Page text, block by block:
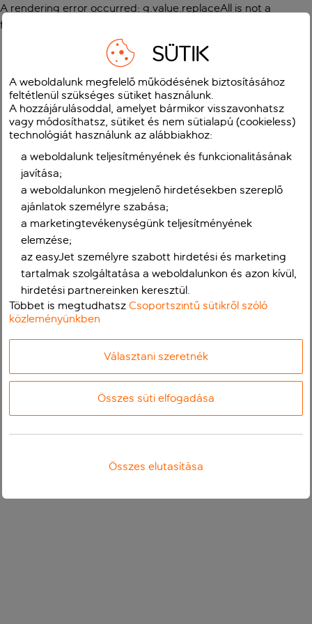
A rendering error occurred: g.value.replaceAll is not a
function
SÜTIK
A weboldalunk megfelelő működésének biztosításához
feltétlenül szükséges sütiket használunk.
A hozzájárulásoddal, amelyet bármikor visszavonhatsz
vagy módosíthatsz, sütiket és nem sütialapú (cookieless)
technológiát használunk az alábbiakhoz:
a weboldalunk teljesítményének és funkcionalitásának
javítása;
a weboldalunkon megjelenő hirdetésekben szereplő
ajánlatok személyre szabása;
a marketingtevékenységünk teljesítményének
elemzése;
az easyJet személyre szabott hirdetési és marketing
tartalmak szolgáltatása a weboldalunkon és azon kívül,
hirdetési partnereinken keresztül.
Többet is megtudhatszCsoportszintű sütikről szóló
közleményünkben
Választani szeretnék
Összes süti elfogadása
Összes elutasítása